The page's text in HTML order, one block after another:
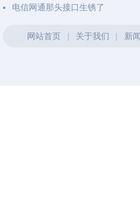
电信网通那头接口生锈了
网站首页 | 关于我们 | 新